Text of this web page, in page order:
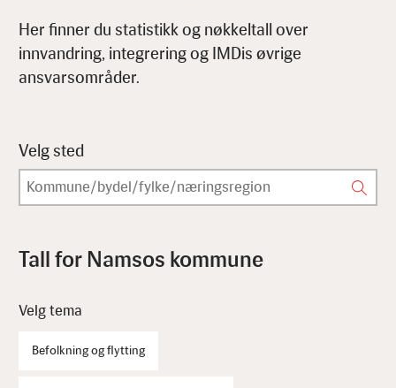
Her finner du statistikk og nøkkeltall over
innvandring, integrering og IMDis øvrige
ansvarsområder.
Velg sted
Tall for Namsos kommune
Velg tema
Befolkning og flytting